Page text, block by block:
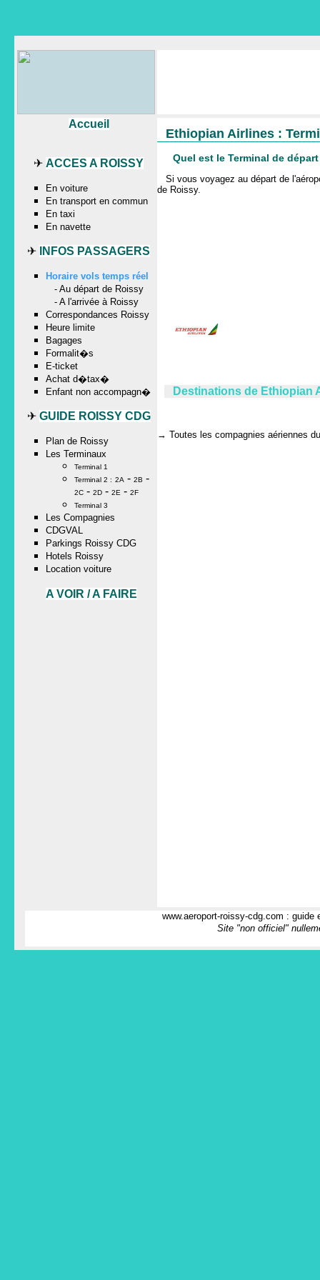
Ethiopian Airlines :
Quel est le Terminal de
Si vous voyagez au départ de
de Roissy.
Destinations de Ethiopian
→ Toutes les compagnies aériennes
www.aeroport-roissy-cdg.com :
Site "non officiel"
Accueil
✈ ACCES A ROISSY
En voiture
En transport en commun
En taxi
En navette
✈ INFOS PASSAGERS
Horaire vols temps réel
- Au départ de Roissy
- A l'arrivée à Roissy
Correspondances Roissy
Heure limite
Bagages
Formalit�s
E-ticket
Achat d�tax�
Enfant non accompagn�
✈ GUIDE ROISSY CDG
Plan de Roissy
Les Terminaux
Terminal 1
Terminal 2 : 2A - 2B -
2C - 2D - 2E - 2F
Terminal 3
Les Compagnies
CDGVAL
Parkings Roissy CDG
Hotels Roissy
Location voiture
A VOIR / A FAIRE